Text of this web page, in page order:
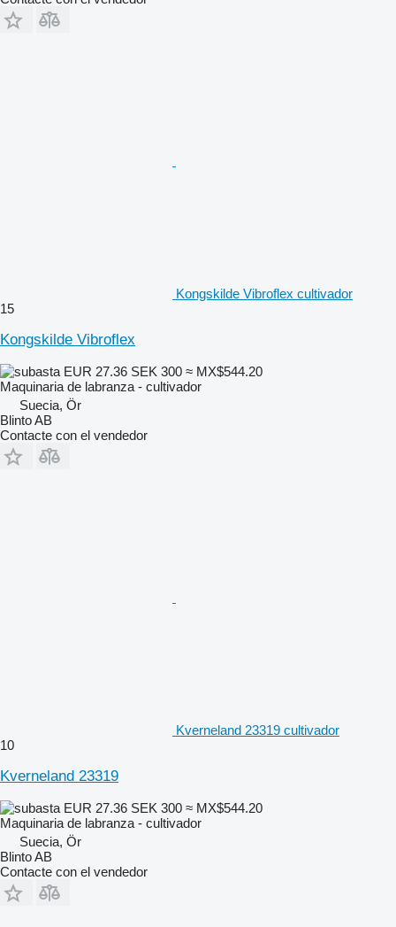
Kongskilde Vibroflex cultivador
15
Kongskilde Vibroflex
EUR 27.36 SEK 300 ≈ MX$544.20
Maquinaria de labranza - cultivador
Suecia, Ör
Blinto AB
Contacte con el vendedor
Kverneland 23319 cultivador
10
Kverneland 23319
EUR 27.36 SEK 300 ≈ MX$544.20
Maquinaria de labranza - cultivador
Suecia, Ör
Blinto AB
Contacte con el vendedor